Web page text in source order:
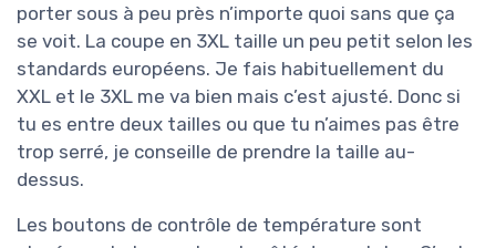
porter sous à peu près n’importe quoi sans que ça
se voit. La coupe en 3XL taille un peu petit selon les
standards européens. Je fais habituellement du
XXL et le 3XL me va bien mais c’est ajusté. Donc si
tu es entre deux tailles ou que tu n’aimes pas être
trop serré, je conseille de prendre la taille au-
dessus.
Les boutons de contrôle de température sont